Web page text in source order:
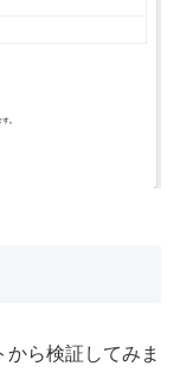
ら検証してみま